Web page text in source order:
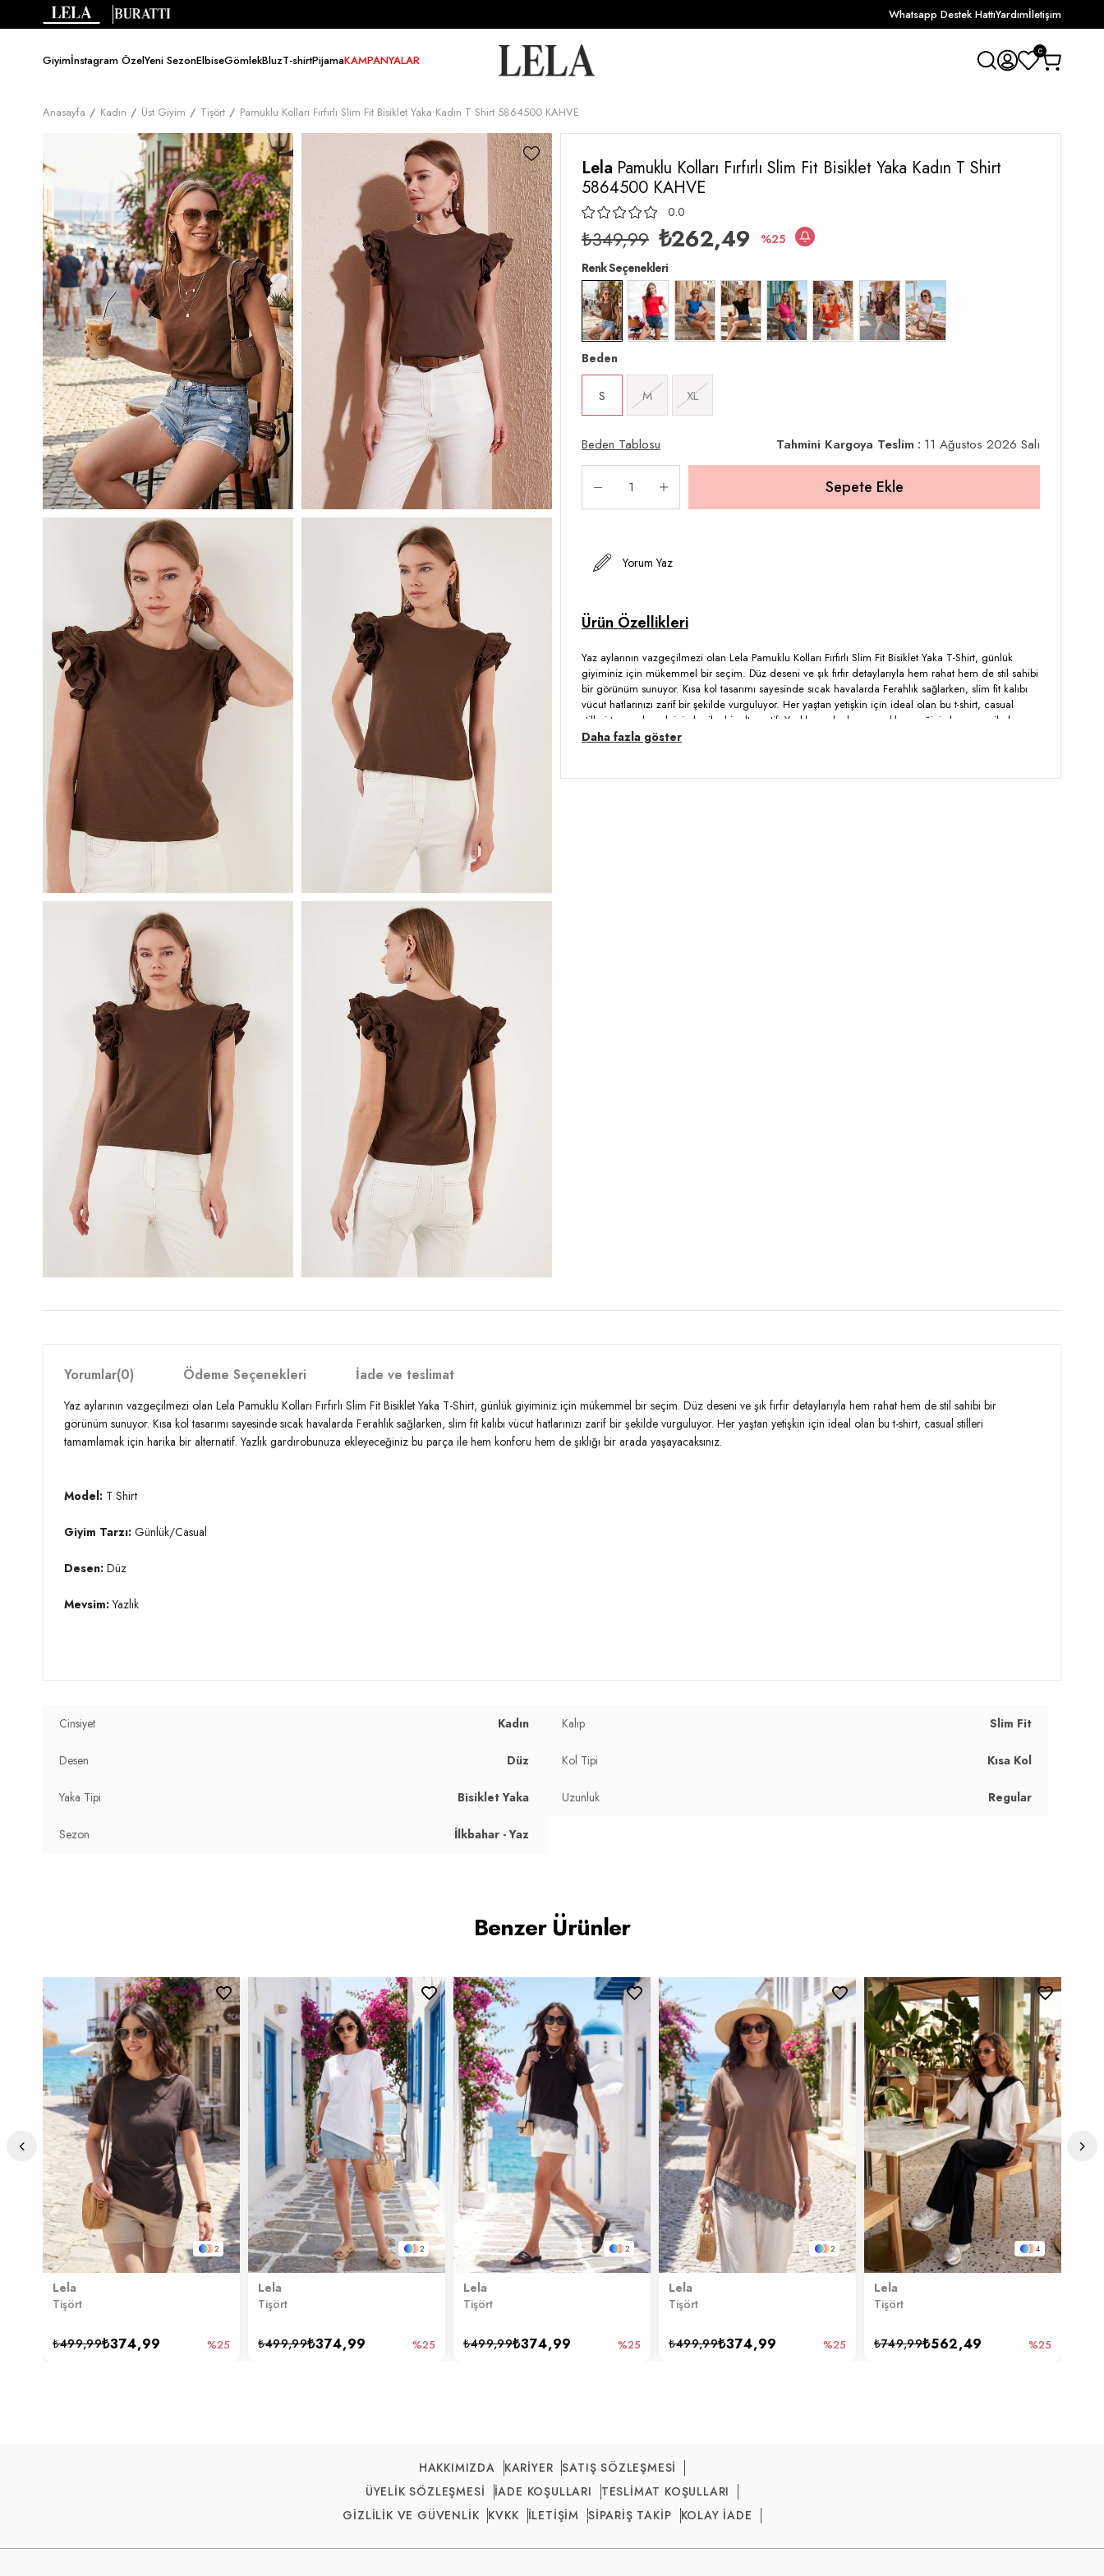
Whatsapp Destek HattıYardımİletişim
Giyimİnstagram ÖzelYeni SezonElbiseGömlekBluzT-shirtPijamaKAMPANYALAR
0
Anasayfa Kadın Üst Giyim Tişört Pamuklu Kolları Fırfırlı Slim Fit Bisiklet Yaka Kadın T Shirt 5864500 KAHVE
Lela Pamuklu Kolları Fırfırlı Slim Fit Bisiklet Yaka Kadın T Shirt
5864500 KAHVE
0.0
₺349,99 ₺262,49
25
Renk Seçenekleri
Beden
S M XL
Beden Tablosu Tahmini Kargoya Teslim : 11 Ağustos 2026 Salı
Yorum Yaz
Yaz aylarının vazgeçilmezi olan Lela Pamuklu Kolları Fırfırlı Slim Fit Bisiklet Yaka T-Shirt, günlük
giyiminiz için mükemmel bir seçim. Düz deseni ve şık fırfır detaylarıyla hem rahat hem de stil sahibi
bir görünüm sunuyor. Kısa kol tasarımı sayesinde sıcak havalarda Ferahlık sağlarken, slim fit kalıbı
vücut hatlarınızı zarif bir şekilde vurguluyor. Her yaştan yetişkin için ideal olan bu t-shirt, casual
stilleri tamamlamak için harika bir alternatif. Yazlık gardırobunuza ekleyeceğiniz bu parça ile hem
konforu hem de şıklığı bir arada yaşayacaksınız.
Model:T Shirt
Daha fazla göster
Yorumlar(0) Ödeme Seçenekleri İade ve teslimat
Yaz aylarının vazgeçilmezi olan Lela Pamuklu Kolları Fırfırlı Slim Fit Bisiklet Yaka T-Shirt, günlük giyiminiz için mükemmel bir seçim. Düz deseni ve şık fırfır detaylarıyla hem rahat hem de stil sahibi bir
görünüm sunuyor. Kısa kol tasarımı sayesinde sıcak havalarda Ferahlık sağlarken, slim fit kalıbı vücut hatlarınızı zarif bir şekilde vurguluyor. Her yaştan yetişkin için ideal olan bu t-shirt, casual stilleri
tamamlamak için harika bir alternatif. Yazlık gardırobunuza ekleyeceğiniz bu parça ile hem konforu hem de şıklığı bir arada yaşayacaksınız.
Model: T Shirt
Giyim Tarzı: Günlük/Casual
Desen: Düz
Mevsim:Yazlık
2DY5864500.03
Cinsiyet Kadın Kalıp Slim Fit
Desen Düz Kol Tipi Kısa Kol
Yaka Tipi Bisiklet Yaka Uzunluk Regular
Sezon İlkbahar - Yaz
Benzer Ürünler
2
Lela
Tişört
₺374,99
₺499,99 %25
2
Lela
Tişört
₺374,99
₺499,99 %25
2
Lela
Tişört
₺374,99
₺499,99 %25
2
Lela
Tişört
₺374,99
₺499,99 %25
4
Lela
Tişört
₺562,49
₺749,99 %25
HAKKIMIZDA KARİYER SATIŞ SÖZLEŞMESİ
ÜYELİK SÖZLEŞMESİ
İADE KOŞULLARI
TESLİMAT KOŞULLARI
GİZLİLİK VE GÜVENLİK KVKK İLETİŞİM SİPARİŞ TAKİP KOLAY İADE